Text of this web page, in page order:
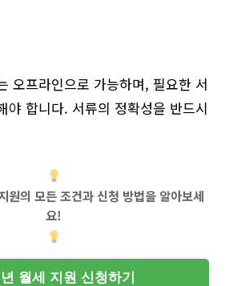
오프라인으로 가능하며, 필요한 서
야 합니다. 서류의 정확성을 반드시
원의 모든 조건과 신청 방법을 알아보세
요!
월세 지원 신청하기